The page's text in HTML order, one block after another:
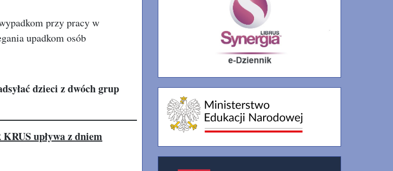
przy pracy w
upadkom osób
dzieci z dwóch grup
upływa z dniem